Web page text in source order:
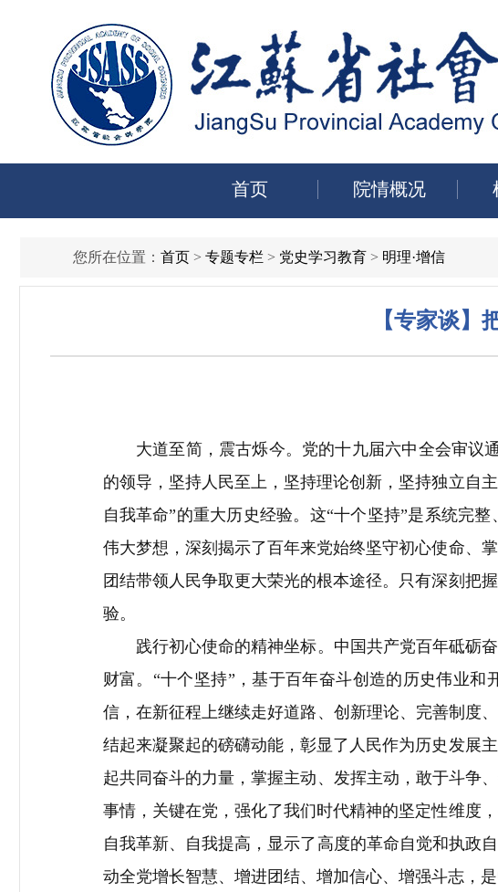
首页 院情概况
您所在位置： 首页 > 专题专栏 > 党史学习教育 > 明理·增信
【专家谈】
大道至简，震古烁今。党的十九届六中全会审议
的领导，坚持人民至上，坚持理论创新，坚持独立自
自我革命”的重大历史经验。这“十个坚持”是系统完整
伟大梦想，深刻揭示了百年来党始终坚守初心使命、
团结带领人民争取更大荣光的根本途径。只有深刻把
验。
践行初心使命的精神坐标。中国共产党百年砥砺奋
财富。 “十个坚持” ，基于百年奋斗创造的历史伟业
信，在新征程上继续走好道路、创新理论、完善制度
结起来凝聚起的磅礴动能，彰显了人民作为历史发展
起共同奋斗的力量，掌握主动、发挥主动，敢于斗争
事情，关键在党，强化了我们时代精神的坚定性维度
自我革新、自我提高，显示了高度的革命自觉和执政自
动全党增长智慧、增进团结、增加信心、增强斗志，